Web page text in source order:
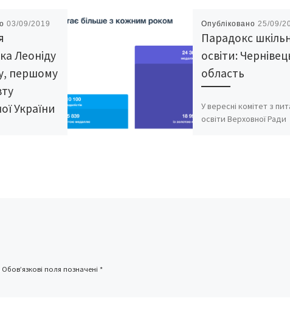
03/09/2019
Леоніду
першому
України
Опубліковано 25/09/
Парадокс
освіти:
область
У вересні комітет з
освіти Верховної Ради
Обов’язкові поля позначені *